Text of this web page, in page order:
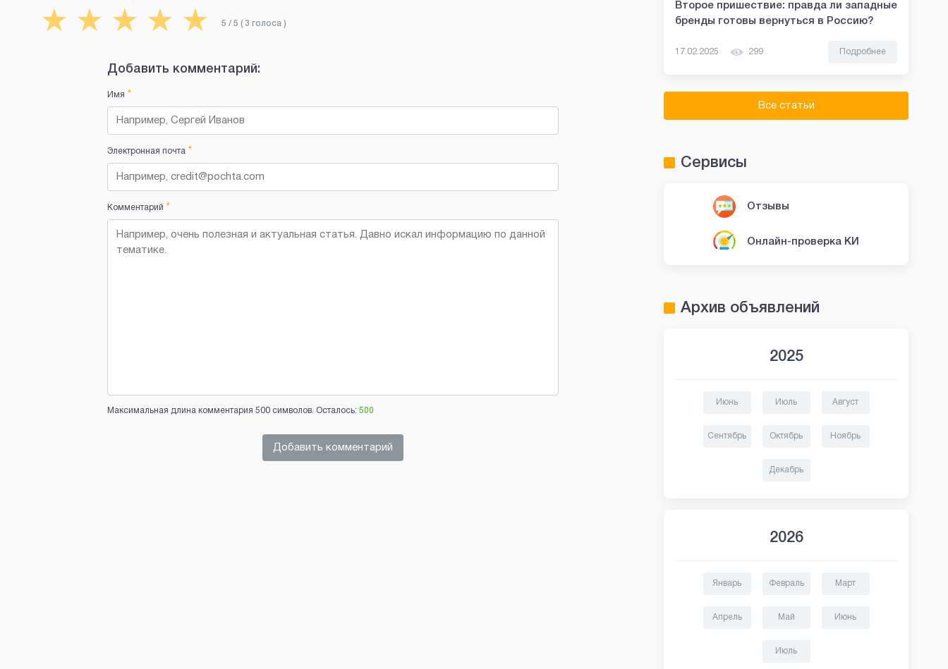
★ ★ ★ ★ ★ 5 / 5 ( 3 голоса )
Добавить комментарий:
Имя *
Электронная почта*
Комментарий *
Максимальная длина комментария 500 символов. Осталось: 500
Добавить комментарий
Второе пришествие: правда ли западные
бренды готовы вернуться в Россию?
17.02.2025 299 Подробнее
Все статьи
Сервисы
Отзывы
Онлайн-проверка КИ
Архив объявлений
2025
Июнь Июль Август
Сентябрь Октябрь Ноябрь
Декабрь
2026
Январь Февраль Март
Апрель Май Июнь
Июль